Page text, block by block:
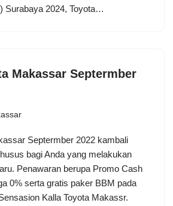
Surabaya 2024, Toyota…
Makassar Septermber
Septermber 2022 kambali
bagi Anda yang melakukan
Penawaran berupa Promo Cash
0% serta gratis paker BBM pada
Kalla Toyota Makassr.